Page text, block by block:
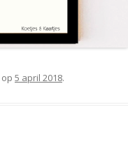
op 5 april 2018.